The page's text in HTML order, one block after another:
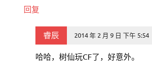
回复
睿辰 2014 年 2 月 9 日 下午 5:54
哈哈，树仙玩CF了，好意外。